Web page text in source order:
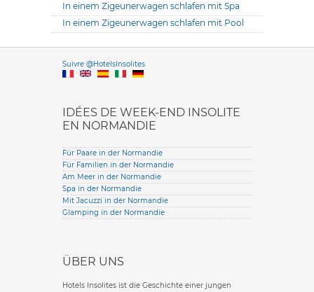
In einem Zigeunerwagen schlafen mit Spa
In einem Zigeunerwagen schlafen mit Pool
Suivre @HotelsInsolitesVersione
IDÉES DE WEEK-END INSOLITE
EN NORMANDIE
Für Paare in der Normandie
Für Familien in der Normandie
Am Meer in der Normandie
Spa in der Normandie
Mit Jacuzzi in der Normandie
Glamping in der Normandie
ÜBER UNS
Hotels Insolites ist die Geschichte einer jungen